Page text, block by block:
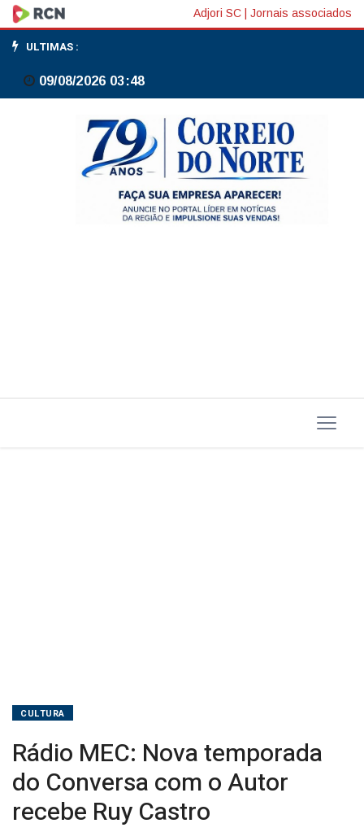
Rádio
MEC:
Nova
temporada
Conversa
Castro
Adjori SC Jornais associados
ULTIMAS :
09/08/2026 03:48
CULTURA
Rádio MEC: Nova temporada
do Conversa com o Autor
recebe Ruy Castro